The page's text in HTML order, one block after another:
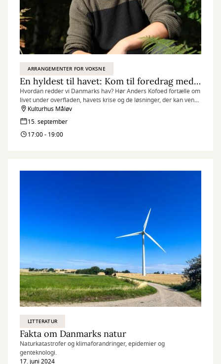
ARRANGEMENTER FOR VOKSNE
En hyldest til havet: Kom til foredrag med Anders Kofoed
Hvordan redder vi Danmarks hav? Hør Anders Kofoed fortælle om
livet under overfladen, havets krise og de løsninger, der kan vende
udviklingen.
Kulturhus Måløv
15. september
17:00 - 19:00
LITTERATUR
Fakta om Danmarks natur
Naturkatastrofer og klimaforandringer, epidemier og
genteknologi.
17. juni 2024